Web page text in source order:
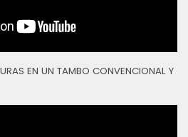
EN UN TAMBO CONVENCIONAL Y